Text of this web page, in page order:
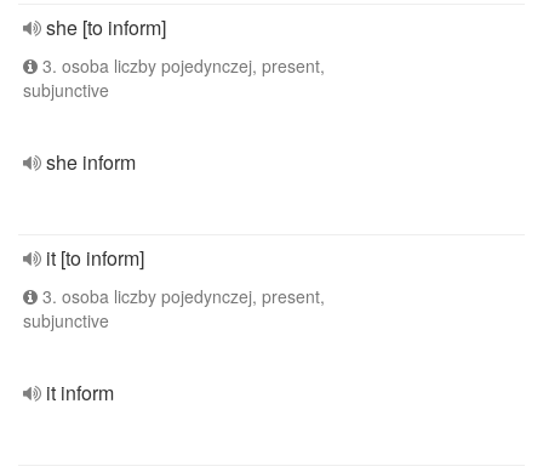
she [to inform]
3. osoba liczby pojedynczej, present,
subjunctive
she inform
it [to inform]
3. osoba liczby pojedynczej, present,
subjunctive
it inform